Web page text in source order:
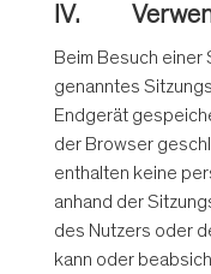
IV.
Beim Besuch einer
genanntes
Endgerät
der Browser
enthalten keine
anhand der
des Nutzers oder
kann oder